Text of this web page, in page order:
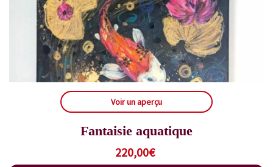
Voir un aperçu
Fantaisie aquatique
220,00€